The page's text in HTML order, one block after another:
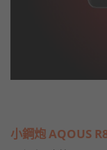
小鋼炮 AQOUS